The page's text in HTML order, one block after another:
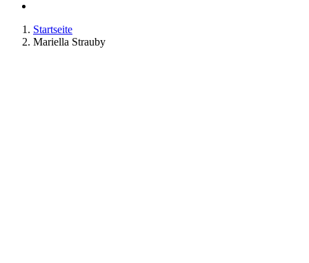
Startseite
Mariella Strauby